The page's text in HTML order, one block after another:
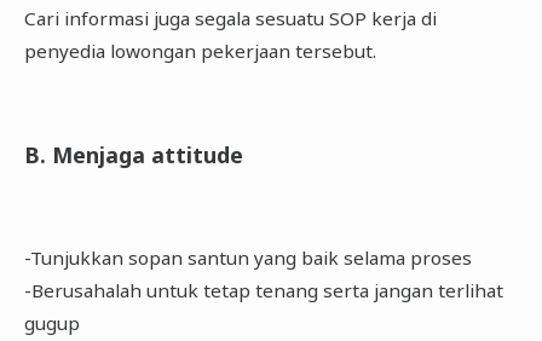
Cari informasi juga segala sesuatu SOP kerja di
penyedia lowongan pekerjaan tersebut.
B. Menjaga attitude
-Tunjukkan sopan santun yang baik selama proses
-Berusahalah untuk tetap tenang serta jangan terlihat
gugup